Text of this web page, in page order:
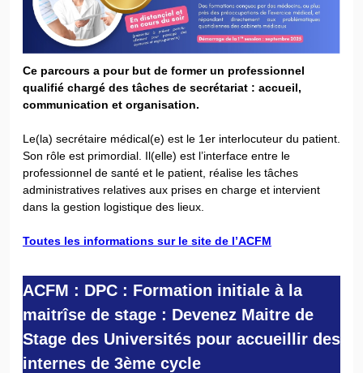
Ce parcours a pour but de former un professionnel
qualifié chargé des tâches de secrétariat : accueil,
communication et organisation.
Le(la) secrétaire médical(e) est le 1er interlocuteur du patient.
Son rôle est primordial. Il(elle) est l’interface entre le
professionnel de santé et le patient, réalise les tâches
administratives relatives aux prises en charge et intervient
dans la gestion logistique des lieux.
Toutes les informations sur le site de l’ACFM
ACFM : DPC : Formation initiale à la
maitrîse de stage : Devenez Maitre de
Stage des Universités pour accueillir des
internes de 3ème cycle